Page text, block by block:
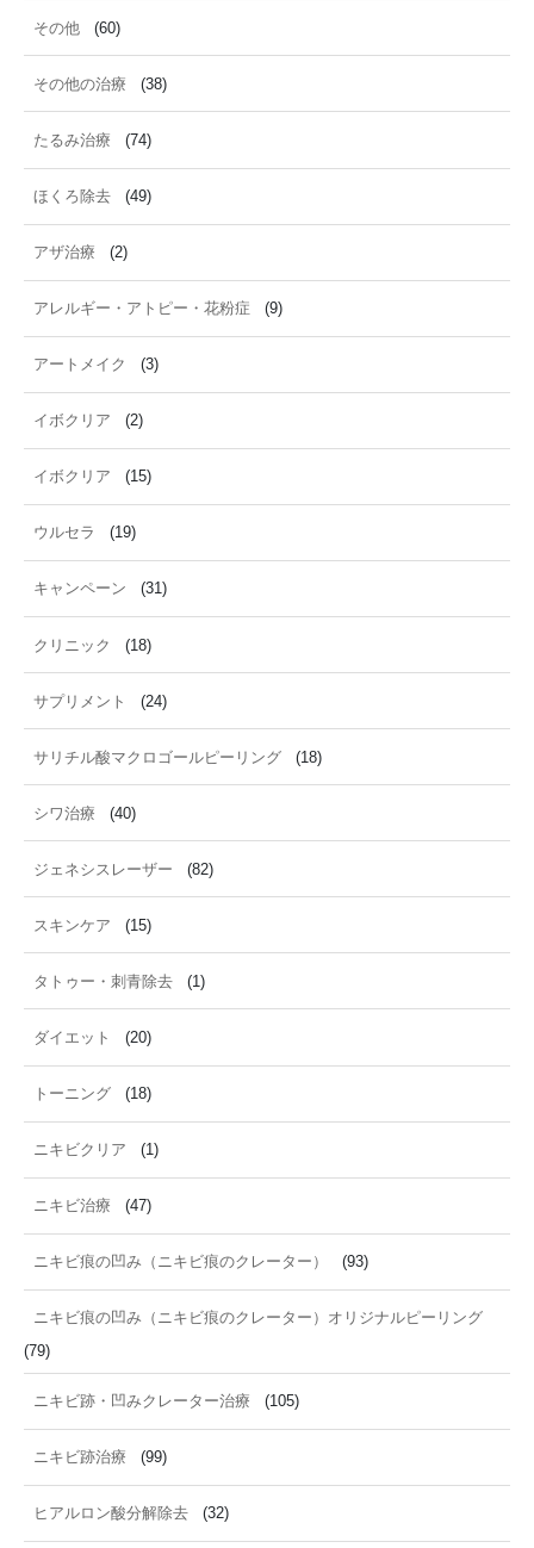
その他 (60)
その他の治療 (38)
たるみ治療 (74)
ほくろ除去 (49)
アザ治療 (2)
アレルギー・アトピー・花粉症 (9)
アートメイク (3)
イボクリア (2)
イボクリア (15)
ウルセラ (19)
キャンペーン (31)
クリニック (18)
サプリメント (24)
サリチル酸マクロゴールピーリング (18)
シワ治療 (40)
ジェネシスレーザー (82)
スキンケア (15)
タトゥー・刺青除去 (1)
ダイエット (20)
トーニング (18)
ニキビクリア (1)
ニキビ治療 (47)
ニキビ痕の凹み（ニキビ痕のクレーター） (93)
ニキビ痕の凹み（ニキビ痕のクレーター）オリジナルピーリング
(79)
ニキビ跡・凹みクレーター治療 (105)
ニキビ跡治療 (99)
ヒアルロン酸分解除去 (32)